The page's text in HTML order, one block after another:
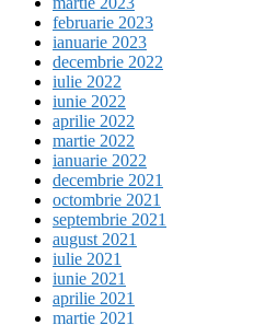
februarie 2023
ianuarie 2023
decembrie 2022
iulie 2022
iunie 2022
aprilie 2022
martie 2022
ianuarie 2022
decembrie 2021
octombrie 2021
septembrie 2021
august 2021
iulie 2021
iunie 2021
aprilie 2021
martie 2021